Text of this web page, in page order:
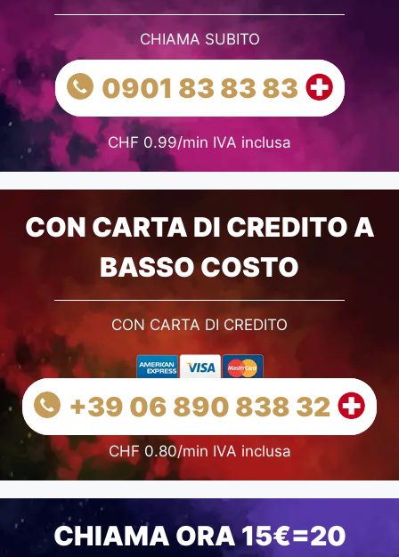
CHIAMA SUBITO
0901 83 83 83
CHF 0.99/min IVA inclusa
CON CARTA DI CREDITO A
BASSO COSTO
CON CARTA DI CREDITO
+39 06 890 838 32
CHF 0.80/min IVA inclusa
CHIAMA ORA 15€=20